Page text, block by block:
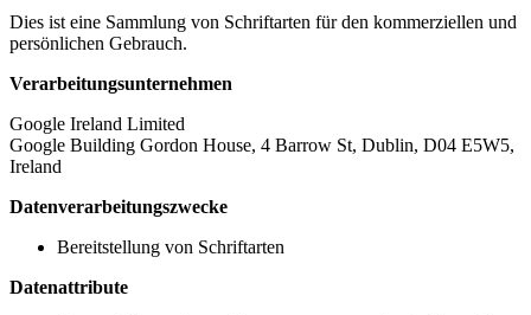
Dies ist eine Sammlung von Schriftarten für den kommerziellen und
persönlichen Gebrauch.
Verarbeitungsunternehmen
Google Ireland Limited
Google Building Gordon House, 4 Barrow St, Dublin, D04 E5W5,
Ireland
Datenverarbeitungszwecke
Bereitstellung von Schriftarten
Datenattribute